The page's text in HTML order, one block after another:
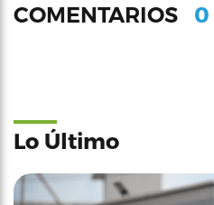
COMENTARIOS 0
Lo Último